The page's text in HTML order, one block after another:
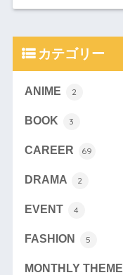
カテゴリー
ANIME 2
BOOK 3
CAREER 69
DRAMA 2
EVENT 4
FASHION 5
MONTHLY THEME